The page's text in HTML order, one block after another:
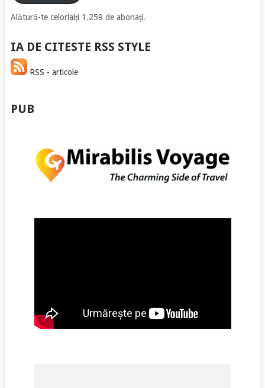
Alătură-te celorlalți 1.259 de abonați.
IA DE CITESTE RSS STYLE
RSS - articole
PUB